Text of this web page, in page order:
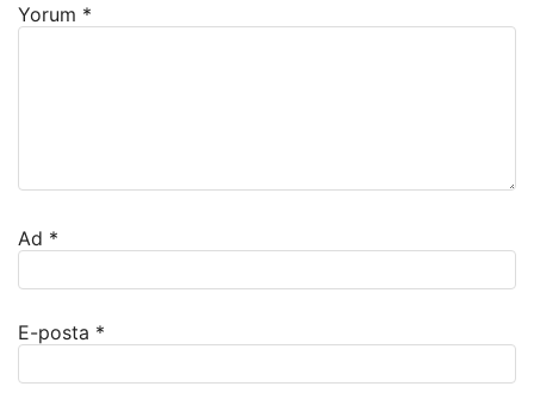
Yorum *
Ad *
E-posta *